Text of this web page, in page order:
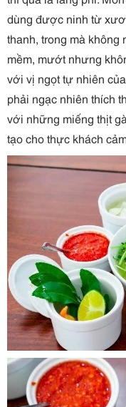
dùng được ninh từ
thanh, trong mà không
mềm, mướt nhưng
với vị ngọt tự nhiên
phải ngạc nhiên thích
với những miếng thịt
tạo cho thực khách